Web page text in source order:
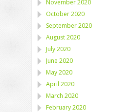
November 2020
October 2020
September 2020
August 2020
July 2020
June 2020
May 2020
April 2020
March 2020
February 2020